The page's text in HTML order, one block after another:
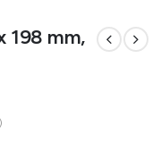
198 mm,